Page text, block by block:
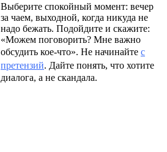
Выберите спокойный момент: вечер
за чаем, выходной, когда никуда не
надо бежать. Подойдите и скажите:
«Можем поговорить? Мне важно
обсудить кое-что». Не начинайте с
претензий. Дайте понять, что хотите
диалога, а не скандала.